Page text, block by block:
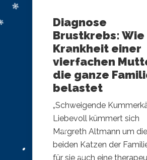
Diagnose
Brustkrebs: Wie
Krankheit einer
vierfachen
die ganze
belastet
„Schweigende
Liebevoll kümmert sich
Margreth Altmann um die
beiden Katzen der
für sie auch eine